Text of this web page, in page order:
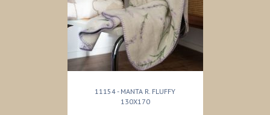
11154 - MANTA R. FLUFFY
130X170